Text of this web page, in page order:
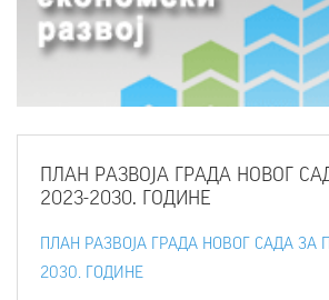
ПЛАН РАЗВОЈА ГРАДА НОВОГ
2023-2030. ГОДИНЕ
ПЛАН РАЗВОЈА ГРАДА НОВОГ САДА ЗА
2030. ГОДИНЕ